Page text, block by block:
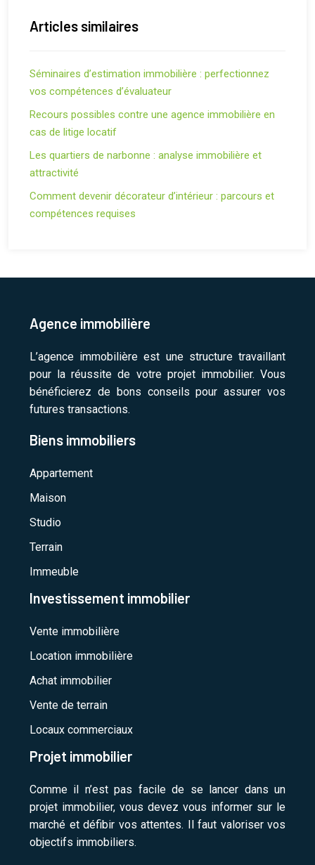
Articles similaires
Séminaires d’estimation immobilière : perfectionnez
vos compétences d’évaluateur
Recours possibles contre une agence immobilière en
cas de litige locatif
Les quartiers de narbonne : analyse immobilière et
attractivité
Comment devenir décorateur d’intérieur : parcours et
compétences requises
Agence immobilière
L’agence immobilière est une structure travaillant
pour la réussite de votre projet immobilier. Vous
bénéficierez de bons conseils pour assurer vos
futures transactions.
Biens immobiliers
Appartement
Maison
Studio
Terrain
Immeuble
Investissement immobilier
Vente immobilière
Location immobilière
Achat immobilier
Vente de terrain
Locaux commerciaux
Projet immobilier
Comme il n’est pas facile de se lancer dans un
projet immobilier, vous devez vous informer sur le
marché et défibir vos attentes. Il faut valoriser vos
objectifs immobiliers.